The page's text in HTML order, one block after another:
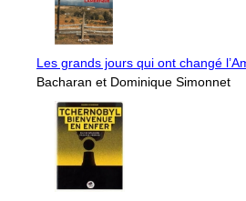
Les grands jours qui ont changé
Bacharan et Dominique Simonnet